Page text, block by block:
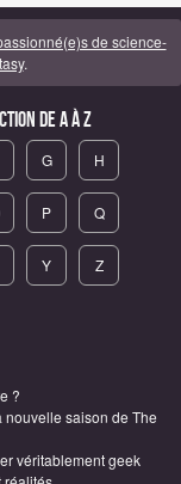
de science-
.
de A à Z
G H
P Q
Y Z
?
saison de The
véritablement geek